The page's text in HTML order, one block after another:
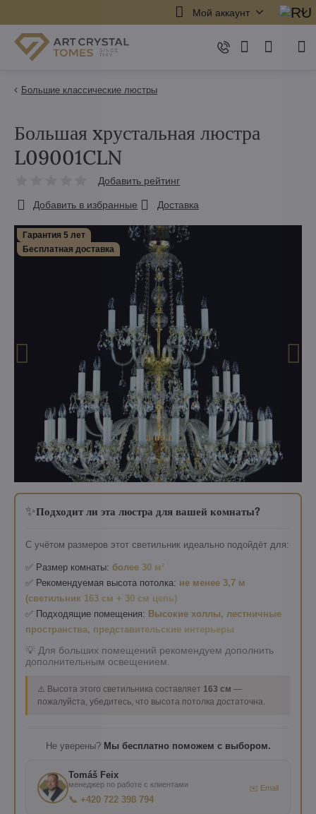
Мой аккаунт
Большие классические люстры
Гарантия 5 лет
Бесплатная доставка
✨Подходит ли эта люстра для вашей комнаты?
С учётом размеров этот светильник идеально подойдёт для:
✅ Размер комнаты: более 30 м²
✅ Рекомендуемая высота потолка: не менее 3,7 м
(светильник 163 см + 30 см цепь)
✅ Подходящие помещения: Высокие холлы, лестничные
пространства, представительские интерьеры
💡 Для больших помещений рекомендуем дополнить
дополнительным освещением.
⚠️ Высота этого светильника составляет 163 см —
пожалуйста, убедитесь, что высота потолка достаточна.
Не уверены? Мы бесплатно поможем с выбором.
Tomáš Feix
менеджер по работе с клиентами
📞 +420 722 398 794
✉️ Email
Большая xрустальная люстра
L09001CLN
Добавить рейтинг
Добавить в избранные Доставка